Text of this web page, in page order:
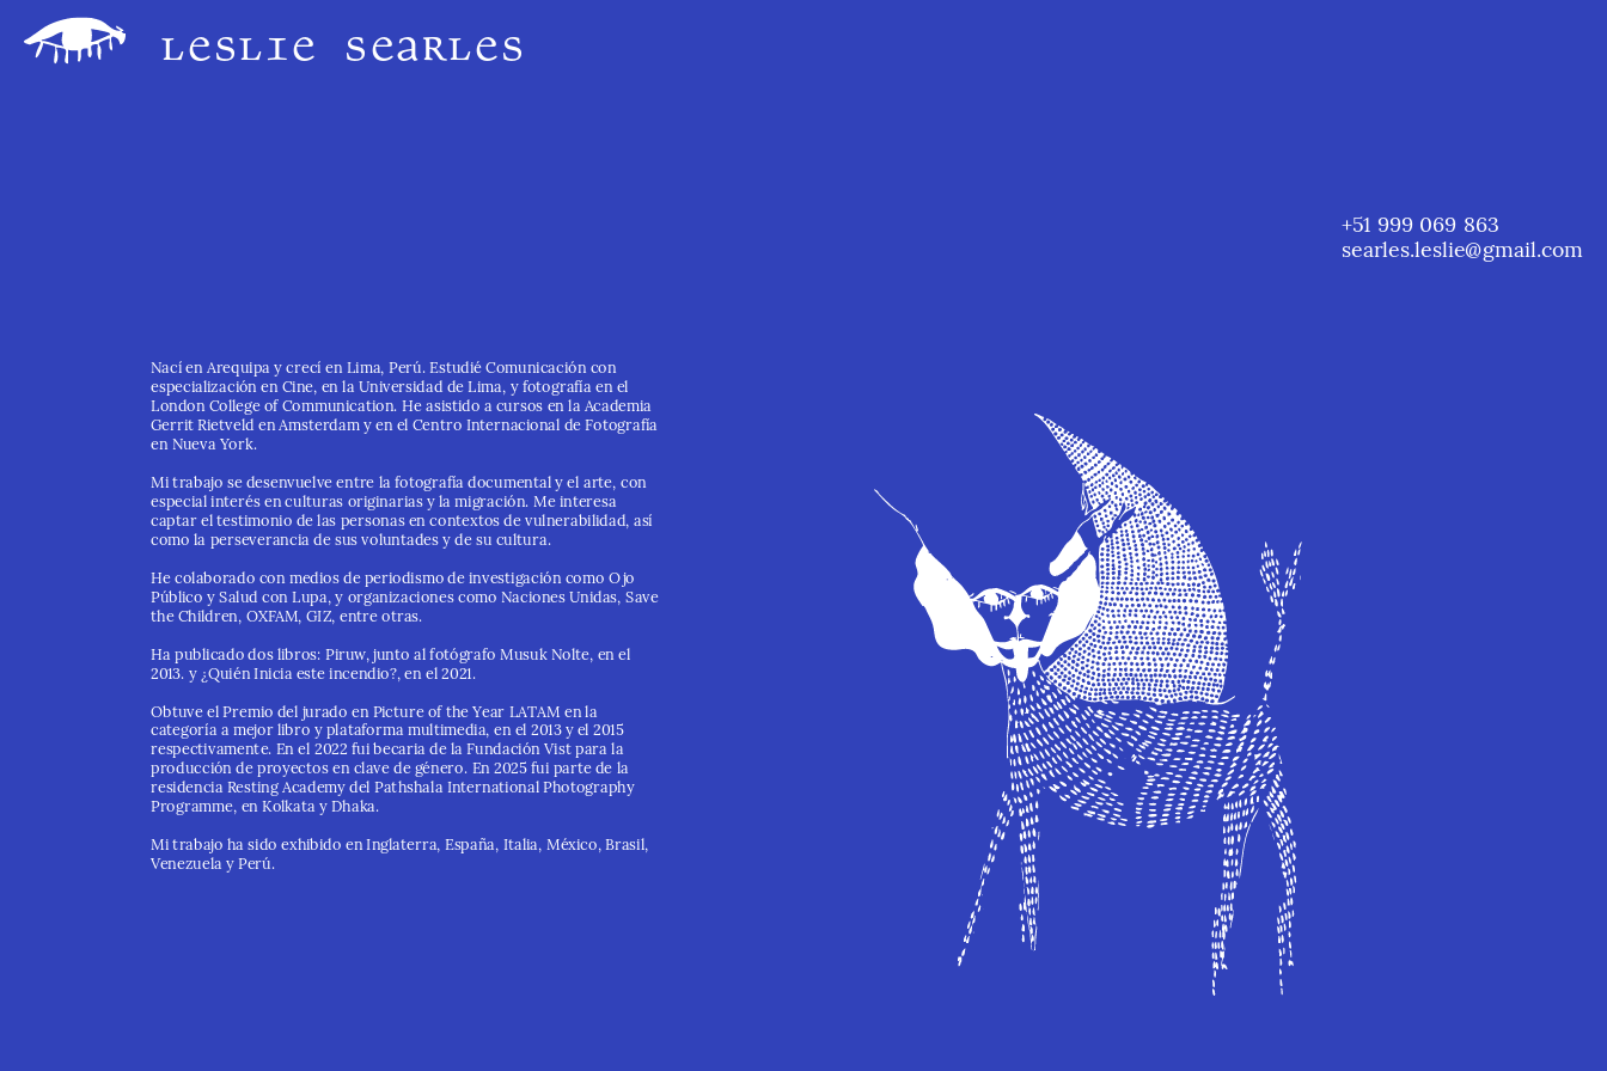
leslie searles
+51 999 069 863
searles.leslie@gmail.com
Nací en Arequipa y crecí en Lima, Perú. Estudié Comunicación con
especialización en Cine, en la Universidad de Lima, y fotografía en el
London College of Communication. He asistido a cursos en la Academia
Gerrit Rietveld en Amsterdam y en el Centro Internacional de Fotografía
en Nueva York.
Mi trabajo se desenvuelve entre la fotografía documental y el arte, con
especial interés en culturas originarias y la migración. Me interesa
captar el testimonio de las personas en contextos de vulnerabilidad, así
como la perseverancia de sus voluntades y de su cultura.
He colaborado con medios de periodismo de investigación como Ojo
Público y Salud con Lupa, y organizaciones como Naciones Unidas, Save
the Children, OXFAM, GIZ, entre otras.
Ha publicado dos libros: Piruw, junto al fotógrafo Musuk Nolte, en el
2013. y ¿Quién Inicia este incendio?, en el 2021.
Obtuve el Premio del jurado en Picture of the Year LATAM en la
categoría a mejor libro y plataforma multimedia, en el 2013 y el 2015
respectivamente. En el 2022 fui becaria de la Fundación Vist para la
producción de proyectos en clave de género. En 2025 fui parte de la
residencia Resting Academy del Pathshala International Photography
Programme, en Kolkata y Dhaka.
Mi trabajo ha sido exhibido en Inglaterra, España, Italia, México, Brasil,
Venezuela y Perú.